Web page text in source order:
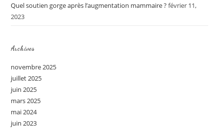
Quel soutien gorge après l’augmentation mammaire ?février 11,
2023
Archives
novembre 2025
juillet 2025
juin 2025
mars 2025
mai 2024
juin 2023